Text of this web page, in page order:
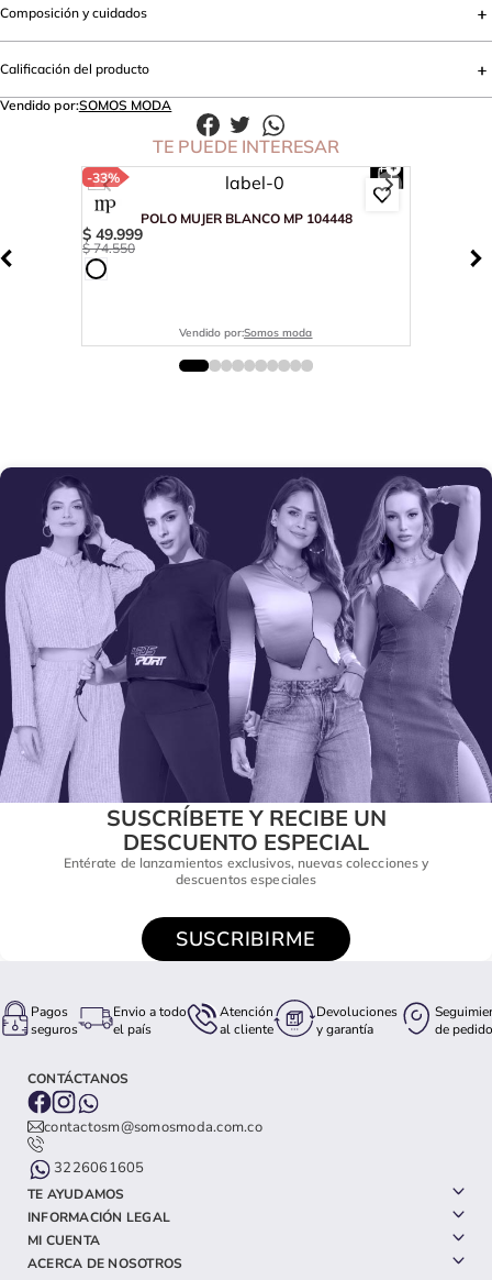
Composición y cuidados
Calificación del producto
Vendido por:SOMOS MODA
TE PUEDE INTERESAR
-33%
POLO MUJER BLANCO MP 104448
$ 49.999
$ 74.550
Vendido por:Somos moda
SUSCRÍBETE Y RECIBE UN
DESCUENTO ESPECIAL
Entérate de lanzamientos exclusivos, nuevas colecciones y
descuentos especiales
SUSCRIBIRME
Pagos
seguros
Envio a todo
el país
Atención
al cliente
Devoluciones
y garantía
de pedido
CONTÁCTANOS
contactosm@somosmoda.com.co
3226061605
TE AYUDAMOS
INFORMACIÓN LEGAL
MI CUENTA
ACERCA DE NOSOTROS